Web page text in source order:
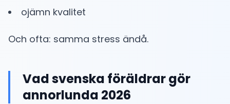
ojämn kvalitet
Och ofta: samma stress ändå.
Vad svenska föräldrar gör
annorlunda 2026